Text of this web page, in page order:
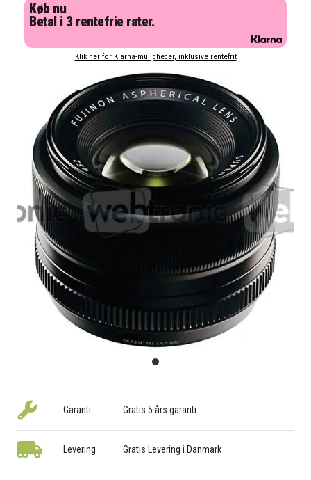
Køb nu
Betal i 3 rentefrie rater.
Klik her for Klarna-muligheder, inklusive rentefrit
Garanti Gratis 5 års garanti
Levering Gratis Levering i Danmark